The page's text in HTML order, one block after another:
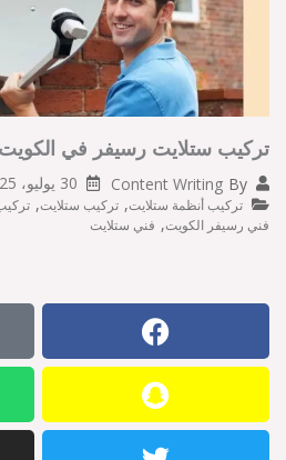
تركيب ستلايت رسيفر في الكويت
By
Content Writing 30 يوليو، 2025
تركيب أنظمة ستلايت, تركيب ستلايت,
فني رسيفر الكويت, فني ستلايت
F
a
c
e
b
S
n
a
p
c
T
w
i
t
t